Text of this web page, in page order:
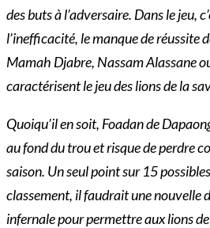
des buts à l’adversaire. Dans le jeu,
l’inefficacité, le manque de réussite
Mamah Djabre, Nassam Alassane
caractérisent le jeu des lions de la
Quoiqu’il en soit, Foadan de
au fond du trou et risque de perdre
saison. Un seul point sur 15
classement, il faudrait une nouvelle
infernale pour permettre aux lions